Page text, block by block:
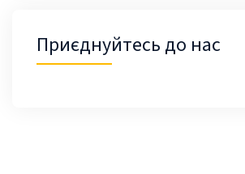
Приєднуйтесь до нас